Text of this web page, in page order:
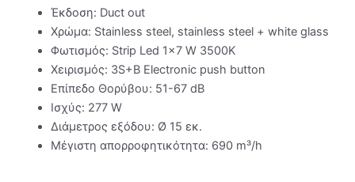
Έκδοση: Duct out
Χρώμα: Stainless steel, stainless steel + white glass
Φωτισμός: Strip Led 1×7 W 3500K
Χειρισμός: 3S+B Electronic push button
Επίπεδο Θορύβου: 51-67 dB
Ισχύς: 277 W
Διάμετρος εξόδου: Ø 15 εκ.
Μέγιστη απορροφητικότητα: 690 m³/h